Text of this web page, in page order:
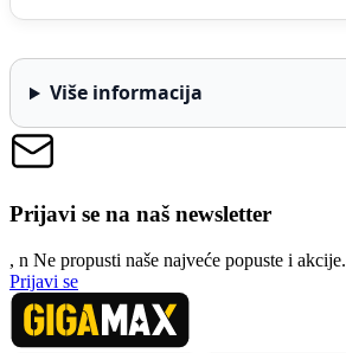
Više informacija
Prijavi se na naš newsletter
, n Ne propusti naše najveće popuste i akcije.
Prijavi se